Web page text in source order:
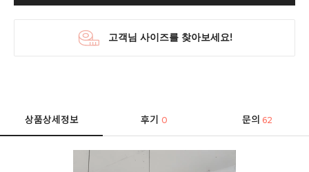
상품상세정보 후기0 문의 62